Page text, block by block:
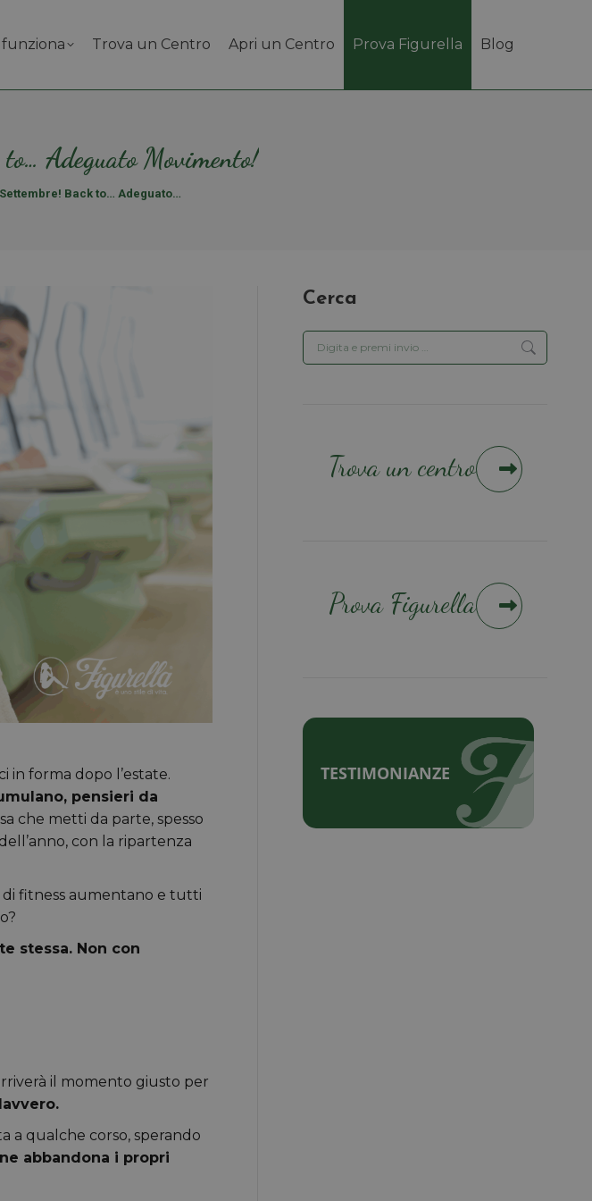
Trova un Centro Apri un Centro Prova Figurella Blog
Adeguato Movimento!
Back to… Adeguato…
in forma dopo l’estate.
pensieri da
che metti da parte, spesso
con la ripartenza
di fitness aumentano e tutti
stessa. Non con
il momento giusto per
a qualche corso, sperando
abbandona i propri
Cerca
Cerca:
Trova un centro
Prova Figurella
TESTIMONIANZE